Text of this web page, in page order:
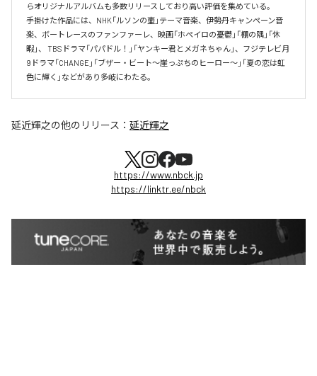
らオリジナルアルバムも多数リリースしており高い評価を集めている。
手掛けた作品には、NHK「ルソンの壷」テーマ音楽、伊勢丹キャンペーン音
楽、ボートレースのファンファーレ、映画「ホペイロの憂鬱」「棚の隅」「休
暇」、 TBSドラマ「パパドル！」「ヤンキー君とメガネちゃん」、フジテレビ月
9ドラマ「CHANGE」「ブザー・ビート～崖っぷちのヒーロー～」「夏の恋は虹
色に輝く」などがあり多岐にわたる。
延近輝之の他のリリース： 延近輝之
https://www.nbck.jp
https://linktr.ee/nbck